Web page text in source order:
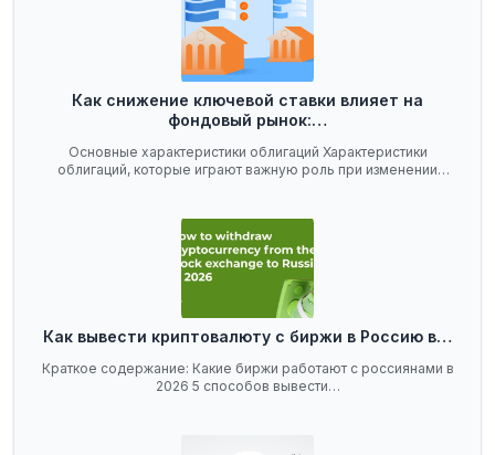
Как снижение ключевой ставки влияет на
фондовый рынок:…
Основные характеристики облигаций Характеристики
облигаций, которые играют важную роль при изменении
Как вывести криптовалюту с биржи в Россию в…
Краткое содержание: Какие биржи работают с россиянами в
2026 5 способов вывести…